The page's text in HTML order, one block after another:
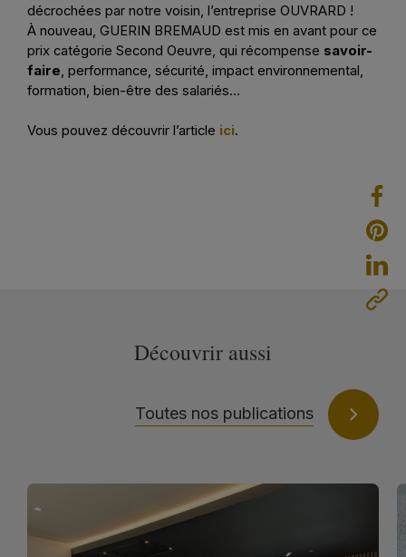
décrochées par notre voisin, l’entreprise OUVRARD !
À nouveau, GUERIN BREMAUD est mis en avant pour ce
prix catégorie Second Oeuvre, qui récompense savoir-
faire, performance, sécurité, impact environnemental,
formation, bien-être des salariés…
Vous pouvez découvrir l’article ici.
Découvrir aussi
Toutes nos publications